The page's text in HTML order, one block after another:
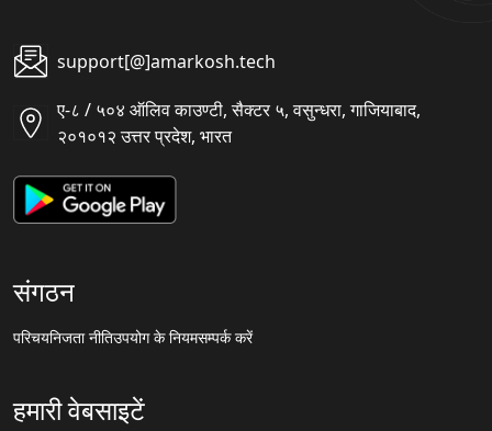
support[@]amarkosh.tech
ए-८ / ५०४ ऑलिव काउण्टी, सैक्टर ५, वसुन्धरा, गाजियाबाद,
२०१०१२ उत्तर प्रदेश, भारत
संगठन
परिचयनिजता नीतिउपयोग के नियमसम्पर्क करें
हमारी वेबसाइटें